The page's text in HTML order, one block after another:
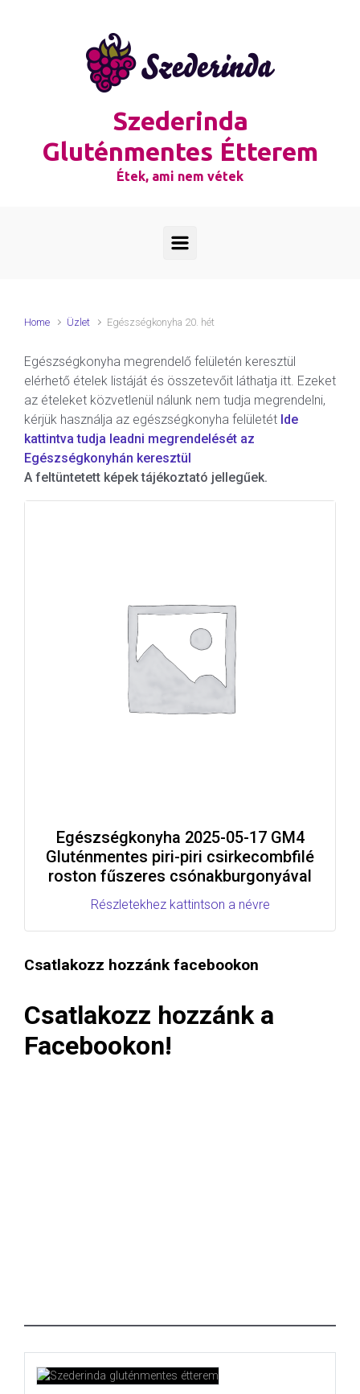
Szederinda
Gluténmentes Étterem
Étek, ami nem vétek
Home Üzlet Egészségkonyha 20. hét
Egészségkonyha megrendelő felületén keresztül
elérhető ételek listáját és összetevőit láthatja itt. Ezeket
az ételeket közvetlenül nálunk nem tudja megrendelni,
kérjük használja az egészségkonyha felületét Ide
kattintva tudja leadni megrendelését az
Egészségkonyhán keresztül
A feltüntetett képek tájékoztató jellegűek.
Egészségkonyha 2025-05-17 GM4
Gluténmentes piri-piri csirkecombfilé
roston fűszeres csónakburgonyával
Részletekhez kattintson a névre
Csatlakozz hozzánk facebookon
Csatlakozz hozzánk a
Facebookon!